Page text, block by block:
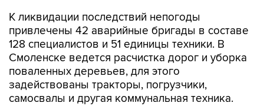
К ликвидации последствий непогоды
привлечены 42 аварийные бригады в составе
128 специалистов и 51 единицы техники. В
Смоленске ведется расчистка дорог и уборка
поваленных деревьев, для этого
задействованы тракторы, погрузчики,
самосвалы и другая коммунальная техника.